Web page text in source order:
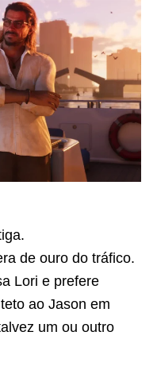
de ouro do tráfico.
Lori e prefere
ao Jason em
um ou outro